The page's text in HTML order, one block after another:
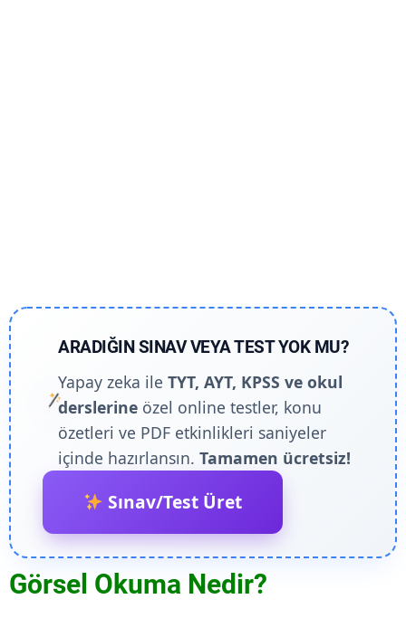
ARADIĞIN SINAV VEYA TEST YOK MU?
Yapay zeka ileTYT, AYT, KPSS ve okul
derslerine özel online testler, konu
özetleri ve PDF etkinlikleri saniyeler
içinde hazırlansın.Tamamen ücretsiz!
Sınav/Test Üret
Görsel Okuma Nedir?